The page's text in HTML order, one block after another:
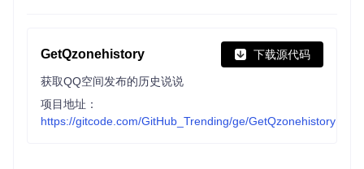
GetQzonehistory 下载源代码
获取QQ空间发布的历史说说
项目地址：
https://gitcode.com/GitHub_Trending/ge/GetQzonehistory